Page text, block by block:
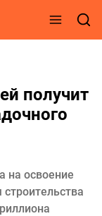
получит
на освоение